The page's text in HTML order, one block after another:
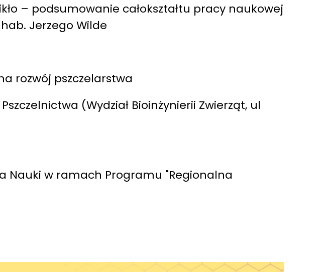
– podsumowanie całokształtu pracy naukowej
Jerzego Wilde
rozwój pszczelarstwa
(Wydział Bioinżynierii Zwierząt, ul
Nauki w ramach Programu "Regionalna